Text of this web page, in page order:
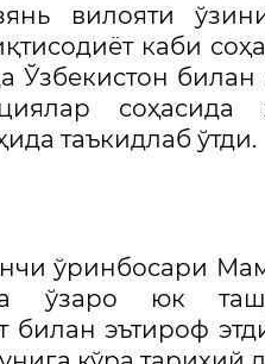
вилояти
каби
Ўзбекистон
соҳасида
таъкидлаб ўтди.
ўринбосари
ўзаро юк
билан эътироф